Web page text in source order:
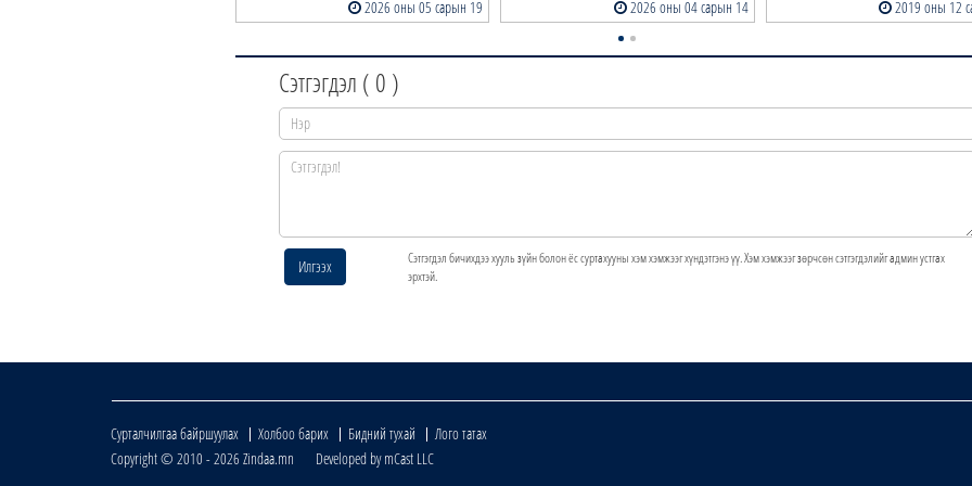
2026 оны 05 сарын 19 2026 оны 04 сарын 14 2019 оны 12
Сэтгэгдэл ( 0 )
Илгээх
Сэтгэгдэл бичихдээ хууль зүйн болон ёс суртахууны хэм хэмжээг хүндэтгэнэ үү. Хэм хэмжээг зөрчсөн сэтгэгдэлийг админ устгах
эрхтэй.
Сурталчилгаа байршуулах Холбоо барих Бидний тухай
Лого татах
Copyright © 2010 - 2026 Zindaa.mn Developed by mCast LLC